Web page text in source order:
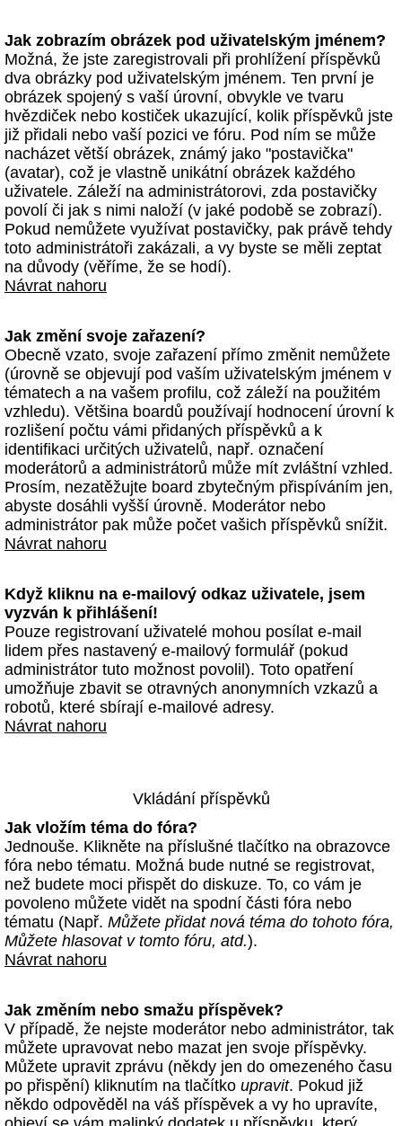
Jak zobrazím obrázek pod uživatelským jménem?
Možná, že jste zaregistrovali při prohlížení příspěvků
dva obrázky pod uživatelským jménem. Ten první je
obrázek spojený s vaší úrovní, obvykle ve tvaru
hvězdiček nebo kostiček ukazující, kolik příspěvků jste
již přidali nebo vaší pozici ve fóru. Pod ním se může
nacházet větší obrázek, známý jako "postavička"
(avatar), což je vlastně unikátní obrázek každého
uživatele. Záleží na administrátorovi, zda postavičky
povolí či jak s nimi naloží (v jaké podobě se zobrazí).
Pokud nemůžete využívat postavičky, pak právě tehdy
toto administrátoři zakázali, a vy byste se měli zeptat
na důvody (věříme, že se hodí).
Návrat nahoru
Jak změní svoje zařazení?
Obecně vzato, svoje zařazení přímo změnit nemůžete
(úrovně se objevují pod vaším uživatelským jménem v
tématech a na vašem profilu, což záleží na použitém
vzhledu). Většina boardů používají hodnocení úrovní k
rozlišení počtu vámi přidaných příspěvků a k
identifikaci určitých uživatelů, např. označení
moderátorů a administrátorů může mít zvláštní vzhled.
Prosím, nezatěžujte board zbytečným přispíváním jen,
abyste dosáhli vyšší úrovně. Moderátor nebo
administrátor pak může počet vašich příspěvků snížit.
Návrat nahoru
Když kliknu na e-mailový odkaz uživatele, jsem
vyzván k přihlášení!
Pouze registrovaní uživatelé mohou posílat e-mail
lidem přes nastavený e-mailový formulář (pokud
administrátor tuto možnost povolil). Toto opatření
umožňuje zbavit se otravných anonymních vzkazů a
robotů, které sbírají e-mailové adresy.
Návrat nahoru
Vkládání příspěvků
Jak vložím téma do fóra?
Jednouše. Klikněte na příslušné tlačítko na obrazovce
fóra nebo tématu. Možná bude nutné se registrovat,
než budete moci přispět do diskuze. To, co vám je
povoleno můžete vidět na spodní části fóra nebo
tématu (Např. Můžete přidat nová téma do tohoto fóra,
Můžete hlasovat v tomto fóru, atd.).
Návrat nahoru
Jak změním nebo smažu příspěvek?
V případě, že nejste moderátor nebo administrátor, tak
můžete upravovat nebo mazat jen svoje příspěvky.
Můžete upravit zprávu (někdy jen do omezeného času
po přispění) kliknutím na tlačítko upravit. Pokud již
někdo odpověděl na váš příspěvek a vy ho upravíte,